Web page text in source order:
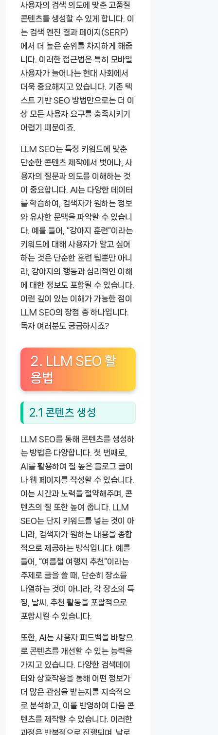
사용자의 검색 의도에 맞춘 고품질
콘텐츠를 생성할 수 있게 합니다. 이
는 검색 엔진 결과 페이지(SERP)
에서 더 높은 순위를 차지하게 해줍
니다. 이러한 접근법은 특히 모바일
사용자가 늘어나는 현대 사회에서
더욱 중요해지고 있습니다. 기존 텍
스트 기반 SEO 방법만으로는 더 이
상 모든 사용자 요구를 충족시키기
어렵기 때문이죠.
LLM SEO는 특정 키워드에 맞춘
단순한 콘텐츠 제작에서 벗어나, 사
용자의 질문과 의도를 이해하는 것
이 중요합니다. AI는 다양한 데이터
를 학습하여, 검색자가 원하는 정보
와 유사한 문맥을 파악할 수 있습니
다. 예를 들어, “강아지 훈련”이라는
키워드에 대해 사용자가 알고 싶어
하는 것은 단순한 훈련 팁뿐만 아니
라, 강아지의 행동과 심리적인 이해
에 대한 정보도 포함될 수 있습니다.
이런 깊이 있는 이해가 가능한 점이
LLM SEO의 장점 중 하나입니다.
독자 여러분도 궁금하시죠?
2. LLM SEO 활
용법
2.1 콘텐츠 생성
LLM SEO를 통해 콘텐츠를 생성하
는 방법은 다양합니다. 첫 번째로,
AI를 활용하여 질 높은 블로그 글이
나 웹 페이지를 작성할 수 있습니다.
이는 시간과 노력을 절약해주며, 콘
텐츠의 질 또한 높여 줍니다. LLM
SEO는 단지 키워드를 넣는 것이 아
니라, 검색자가 원하는 내용을 종합
적으로 제공하는 방식입니다. 예를
들어, “여름철 여행지 추천”이라는
주제로 글을 쓸 때, 단순히 장소를
나열하는 것이 아니라, 각 장소의 특
징, 날씨, 추천 활동을 포괄적으로
포함시킬 수 있습니다.
또한, AI는 사용자 피드백을 바탕으
로 콘텐츠를 개선할 수 있는 능력을
가지고 있습니다. 다양한 검색데이
터와 상호작용을 통해 어떤 정보가
더 많은 관심을 받는지를 지속적으
로 분석하고, 이를 반영하여 다음 콘
텐츠를 제작할 수 있습니다. 이러한
과정은 반복적으로 진행되며, 날로